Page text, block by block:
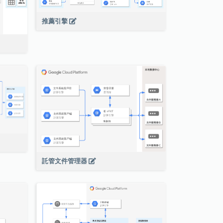
推薦引擎
託管文件管理器